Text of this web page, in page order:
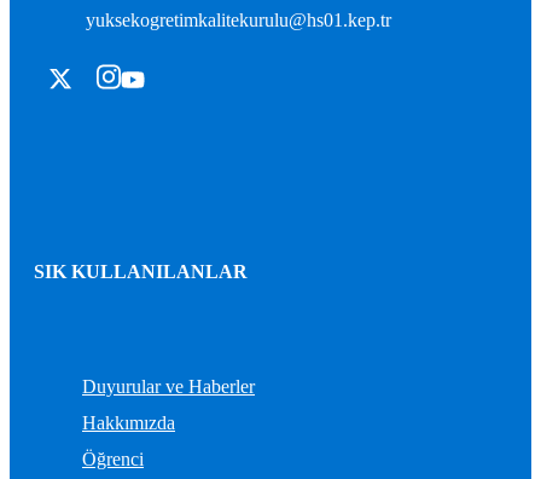
yuksekogretimkalitekurulu@hs01.kep.tr
SIK KULLANILANLAR
Duyurular ve Haberler
Hakkımızda
Öğrenci